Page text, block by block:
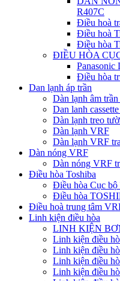
R407C
Điều hoà
Điều hoà
Điều hòa
ĐIỀU HÒA
Điều hòa
Dan lạnh áp trần
Dàn lạnh âm
Dan lanh
Dàn lạnh treo
Dàn lạnh VRF
Dàn lạnh VRF
Dàn nóng VRF
Dàn nóng VRF
Điều hòa Toshiba
Điều hòa Cục bộ
Điều hòa
Điều hoà trung tâm
Linh kiện điều hòa
LINH KIỆN
Linh kiện điều
Linh kiện điều
Linh kiện điều
Linh kiện điều